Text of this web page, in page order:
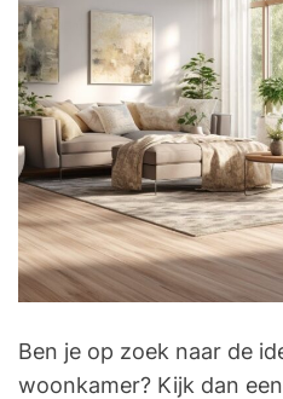
Ben je op zoek naar de
woonkamer? Kijk dan